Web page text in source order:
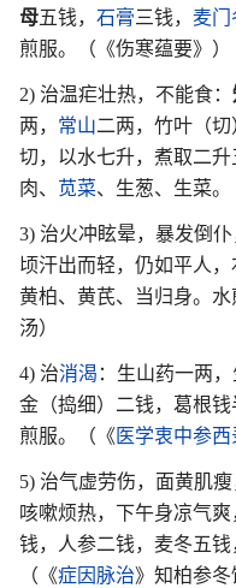
母五钱， 石膏三钱， 麦门
煎服。（《伤寒蕴要》）
2) 治温疟壮热，不能食：
两， 常山二两，竹叶（
切，以水七升，煮取二
肉、 苋菜、生葱、生菜。
3) 治火冲眩晕，暴发倒
顷汗出而轻，仍如平人，
黄柏、黄芪、当归身。水
汤）
4) 治消渴 ：生山药一两
金（捣细）二钱，葛根
煎服。（《 医学衷中参西
5) 治气虚劳伤，面黄肌
咳嗽烦热，下午身凉气
钱，人参二钱，麦冬五钱
（《症因脉治》知柏参冬